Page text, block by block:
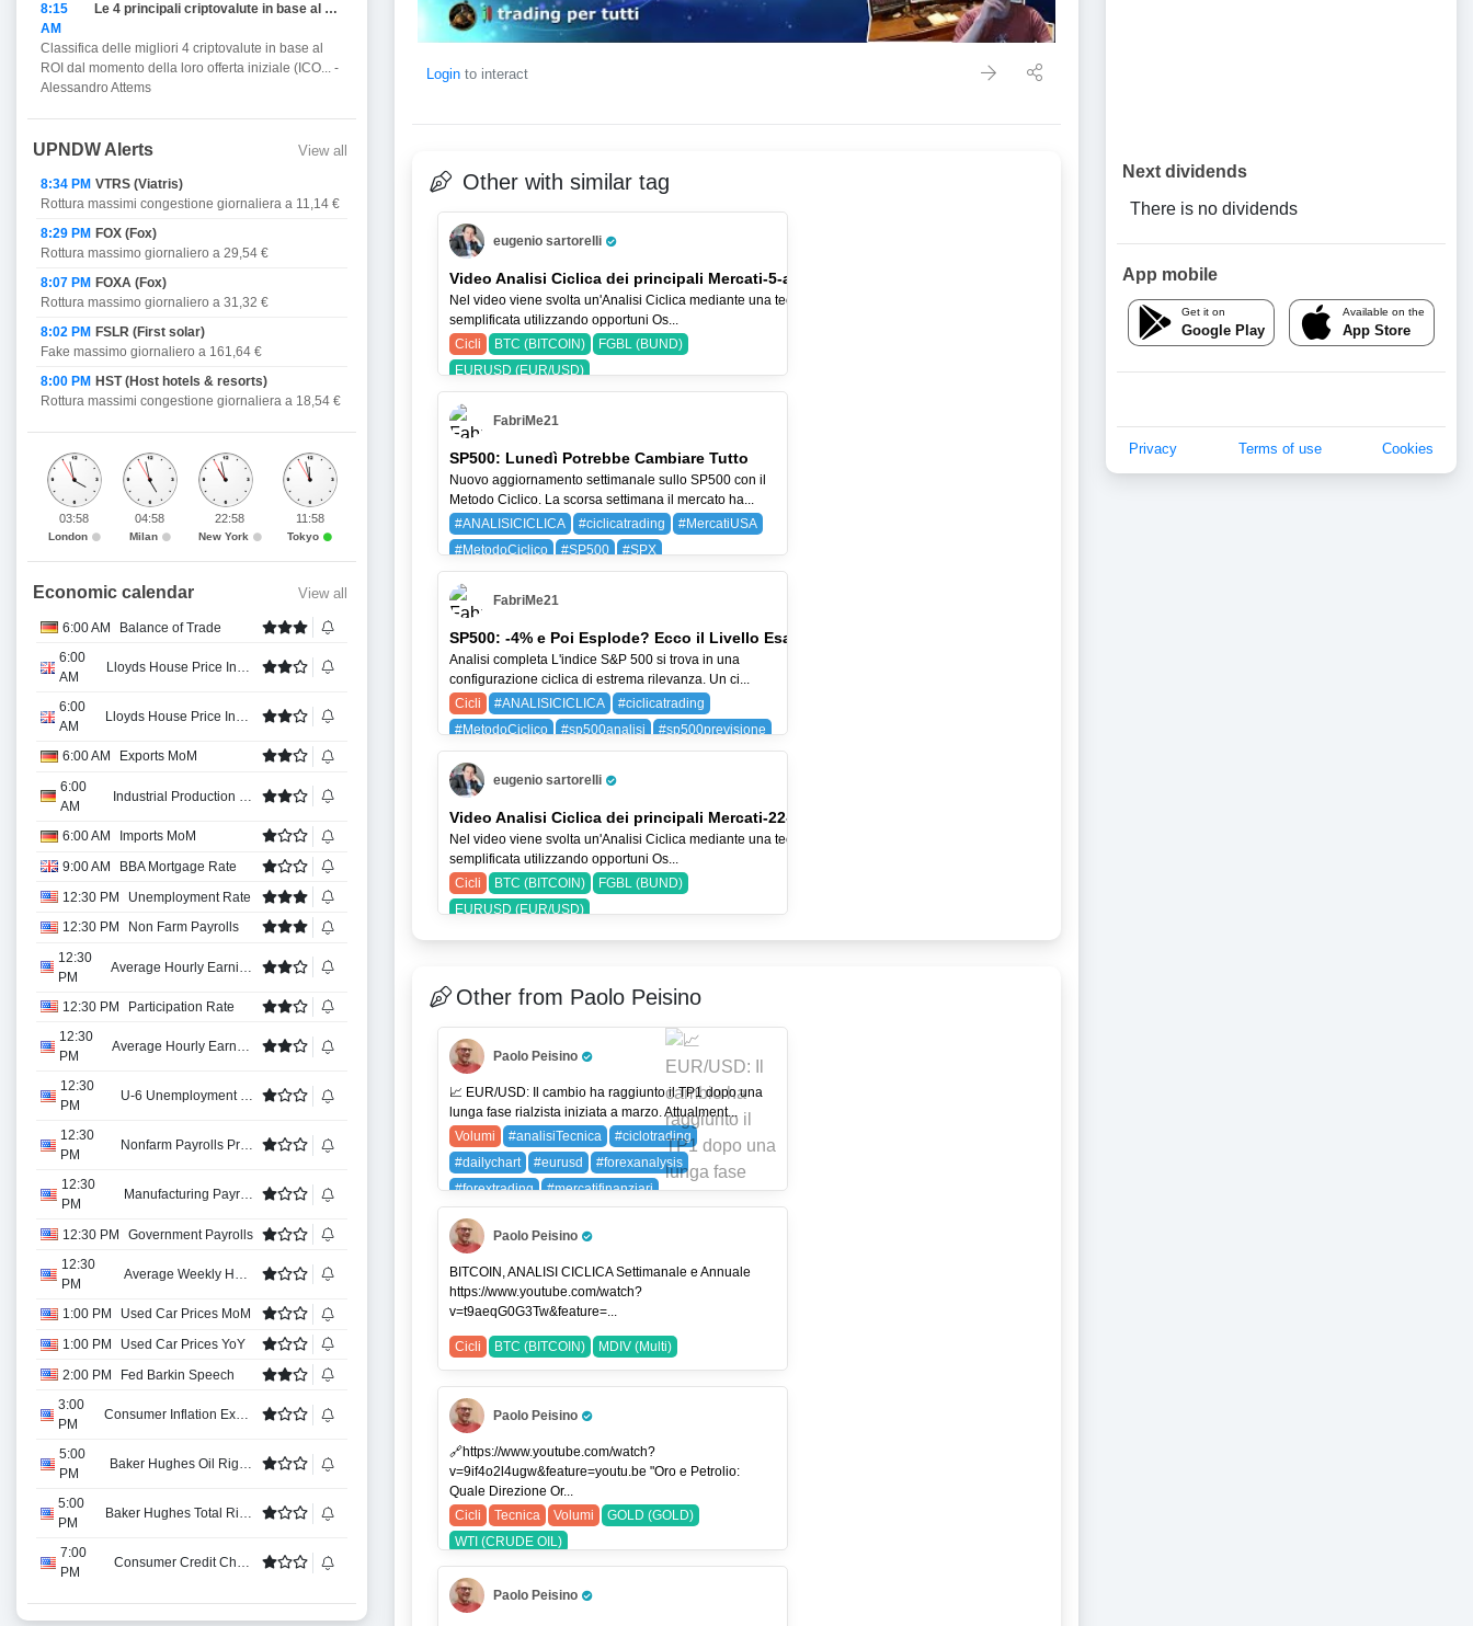
Login to interact
Other with similar tag
eugenio sartorelli
Pro Trader
Video Analisi Ciclica dei principali Mercati-5-ago-26
Nel video viene svolta un'Analisi Ciclica mediante una tecnica
semplificata utilizzando opportuni Os...
Cicli
BTC (BITCOIN)
FGBL (BUND)
EURUSD (EUR/USD)
FabriMe21
SP500: Lunedì Potrebbe Cambiare Tutto
Nuovo aggiornamento settimanale sullo SP500 con il
Metodo Ciclico. La scorsa settimana il mercato ha...
#ANALISICICLICA
#ciclicatrading
#MercatiUSA
#MetodoCiclico
#SP500
#SPX
BAYG (BAYER AG)
SPX (SP 500)
FabriMe21
SP500: -4% e Poi Esplode? Ecco il Livello Esatto
Analisi completa L'indice S&P 500 si trova in una
configurazione ciclica di estrema rilevanza. Un ci...
Cicli
#ANALISICICLICA
#ciclicatrading
#MetodoCiclico
#sp500analisi
#sp500previsione
SPX (SP 500)
eugenio sartorelli
Pro Trader
Video Analisi Ciclica dei principali Mercati-22-lug-26
Nel video viene svolta un'Analisi Ciclica mediante una tecnica
semplificata utilizzando opportuni Os...
Cicli
BTC (BITCOIN)
FGBL (BUND)
EURUSD (EUR/USD)
Other from Paolo Peisino
Paolo Peisino
Pro Trader
📈 EUR/USD: Il cambio ha raggiunto il TP1 dopo una
lunga fase rialzista iniziata a marzo. Attualment...
Volumi
#analisiTecnica
#ciclotrading
#dailychart
#eurusd
#forexanalysis
#forextrading
#mercatifinanziari
#moneygenerator
#traderlife
#tradingitalia
#tradingview
#usdjpy
EURUSD (EUR/USD)
USDJPY (USDJPY)
Paolo Peisino
Pro Trader
BITCOIN, ANALISI CICLICA Settimanale e Annuale
https://www.youtube.com/watch?
v=t9aeqG0G3Tw&feature=...
Cicli BTC (BITCOIN) MDIV (Multi)
Paolo Peisino
Pro Trader
🔗https://www.youtube.com/watch?
v=9if4o2l4ugw&feature=youtu.be "Oro e Petrolio:
Quale Direzione Or...
Cicli
Tecnica Volumi
GOLD (GOLD)
WTI (CRUDE OIL)
Paolo Peisino
Pro Trader
8:15
AM
Le 4 principali criptovalute in base al ROI.
Classifica delle migliori 4 criptovalute in base al
ROI dal momento della loro offerta iniziale (ICO... -
Alessandro Attems
UPNDW Alerts View all
8:34 PM VTRS (Viatris)
Rottura massimi congestione giornaliera a 11,14 €
8:29 PM FOX (Fox)
Rottura massimo giornaliero a 29,54 €
8:07 PM FOXA (Fox)
Rottura massimo giornaliero a 31,32 €
8:02 PM FSLR (First solar)
Fake massimo giornaliero a 161,64 €
8:00 PM HST (Host hotels & resorts)
Rottura massimi congestione giornaliera a 18,54 €
03:58
London
04:58
Milan
22:58
New York
11:58
Tokyo
Economic calendar View all
6:00 AM
Balance of Trade
6:00
AM
Lloyds House Price Index YoY
6:00
AM
Lloyds House Price Index MoM
6:00 AM
Exports MoM
6:00
AM
Industrial Production MoM
6:00 AM
Imports MoM
9:00 AM
BBA Mortgage Rate
12:30 PM
Unemployment Rate
12:30 PM
Non Farm Payrolls
12:30
PM
12:30 PM
Participation Rate
12:30
PM
Average Hourly Earnings YoY
12:30
PM
U-6 Unemployment Rate
12:30
PM
Nonfarm Payrolls Private
12:30
PM
Manufacturing Payrolls
12:30 PM
Government Payrolls
12:30
PM
Average Weekly Hours
1:00 PM
Used Car Prices MoM
1:00 PM
Used Car Prices YoY
2:00 PM
Fed Barkin Speech
3:00
PM
Consumer Inflation Expectations
5:00
PM
Baker Hughes Oil Rig Count
5:00
PM
Baker Hughes Total Rigs Count
7:00
PM
Consumer Credit Change
Next dividends
There is no dividends
App mobile
Get it on
Google Play
Available on the
App Store
Privacy Terms of use Cookies